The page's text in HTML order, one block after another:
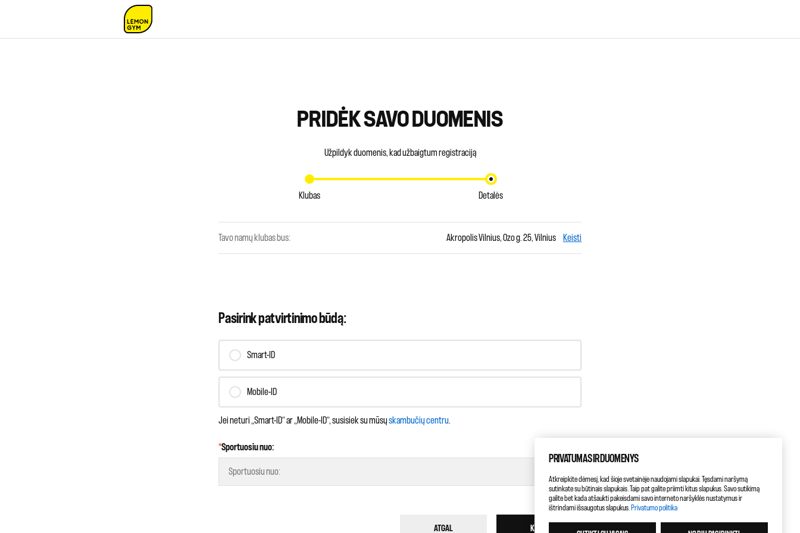
PRIDĖK SAVO DUOMENIS
Užpildyk duomenis, kad užbaigtum registraciją
Klubas Detalės
Tavo namų klubas bus: Akropolis Vilnius, Ozo g. 25, Vilnius Keisti
Pasirink patvirtinimo būdą:
Smart-ID
Mobile-ID
Jei neturi „Smart-ID“ ar „Mobile-ID“, susisiek su mūsųskambučių centru.
*Sportuosiu nuo:
ATGAL KITAS
PRIVATUMAS IR DUOMENYS
Atkreipkite dėmesį, kad šioje svetainėje naudojami slapukai. Tęsdami naršymą
sutinkate su būtinais slapukais. Taip pat galite priimti kitus slapukus. Savo sutikimą
galite bet kada atšaukti pakeisdami savo interneto naršyklės nustatymus ir
ištrindami išsaugotus slapukus. Privatumo politika